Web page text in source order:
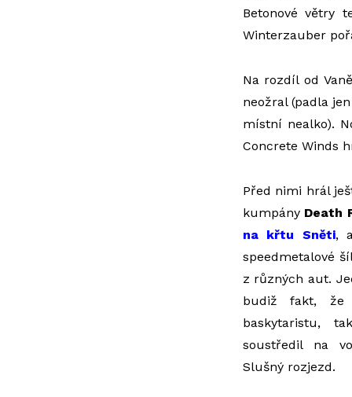
Betonové větry
Winterzauber
Na rozdíl od
neožral (padla
místní nealko).
Concrete Winds
Před nimi hrál
kumpány Death
na křtu Sněti,
speedmetalové
z různých aut.
budiž fakt, že
baskytaristu,
soustředil na
Slušný rozjezd.